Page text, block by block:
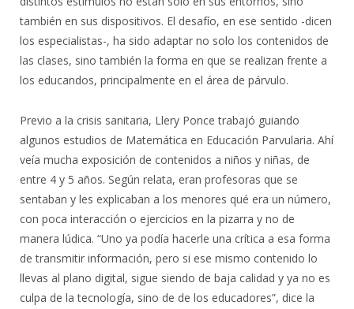
también en sus dispositivos. El desafío, en ese sentido -dicen
los especialistas-, ha sido adaptar no solo los contenidos de
las clases, sino también la forma en que se realizan frente a
los educandos, principalmente en el área de párvulo.
Previo a la crisis sanitaria, Llery Ponce trabajó guiando
algunos estudios de Matemática en Educación Parvularia. Ahí
veía mucha exposición de contenidos a niños y niñas, de
entre 4 y 5 años. Según relata, eran profesoras que se
sentaban y les explicaban a los menores qué era un número,
con poca interacción o ejercicios en la pizarra y no de
manera lúdica. “Uno ya podía hacerle una crítica a esa forma
de transmitir información, pero si ese mismo contenido lo
llevas al plano digital, sigue siendo de baja calidad y ya no es
culpa de la tecnología, sino de de los educadores”, dice la